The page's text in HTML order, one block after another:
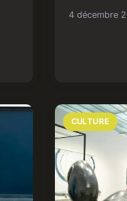
4 décembre
CULTURE